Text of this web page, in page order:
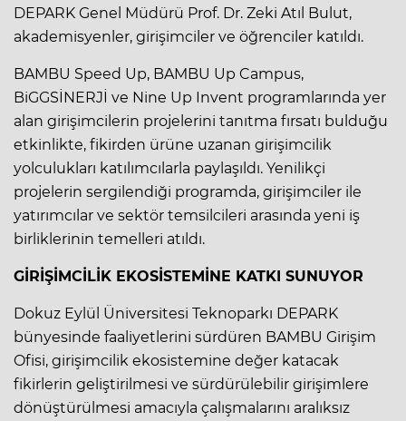
DEPARK Genel Müdürü Prof. Dr. Zeki Atıl Bulut,
akademisyenler, girişimciler ve öğrenciler katıldı.
BAMBU Speed Up, BAMBU Up Campus,
BiGGSİNERJİ ve Nine Up Invent programlarında yer
alan girişimcilerin projelerini tanıtma fırsatı bulduğu
etkinlikte, fikirden ürüne uzanan girişimcilik
yolculukları katılımcılarla paylaşıldı. Yenilikçi
projelerin sergilendiği programda, girişimciler ile
yatırımcılar ve sektör temsilcileri arasında yeni iş
birliklerinin temelleri atıldı.
GİRİŞİMCİLİK EKOSİSTEMİNE KATKI SUNUYOR
Dokuz Eylül Üniversitesi Teknoparkı DEPARK
bünyesinde faaliyetlerini sürdüren BAMBU Girişim
Ofisi, girişimcilik ekosistemine değer katacak
fikirlerin geliştirilmesi ve sürdürülebilir girişimlere
dönüştürülmesi amacıyla çalışmalarını aralıksız